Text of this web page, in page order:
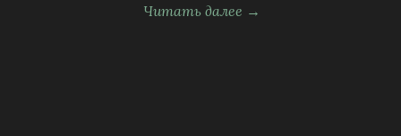
Читать далее →